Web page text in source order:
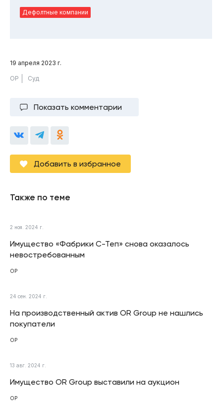
Дефолтные компании
19 апреля 2023 г.
ОР Суд
Показать комментарии
Добавить в избранное
Также по теме
2 ноя. 2024 г.
Имущество «Фабрики С-Теп» снова оказалось
невостребованным
ОР
24 сен. 2024 г.
На производственный актив OR Group не нашлись
покупатели
ОР
13 авг. 2024 г.
Имущество OR Group выставили на аукцион
ОР